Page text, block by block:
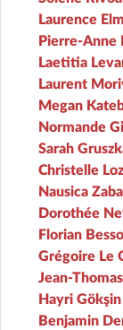
Laurence
Pierre-Anne
Laetitia
Laurent
Megan
Normande
Sarah
Christelle
Nausica
Dorothée
Florian
Grégoire Le
Jean-
Hayri
Benjamin